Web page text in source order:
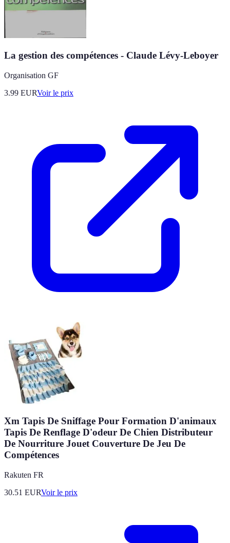
La gestion des compétences - Claude Lévy-Leboyer
Organisation GF
3.99 EURVoir le prix
Xm Tapis De Sniffage Pour Formation D'animaux
Tapis De Renflage D'odeur De Chien Distributeur
De Nourriture Jouet Couverture De Jeu De
Compétences
Rakuten FR
30.51 EURVoir le prix